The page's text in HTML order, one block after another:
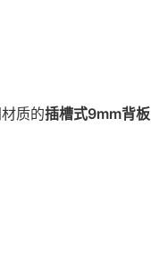
质的插槽式9mm背板